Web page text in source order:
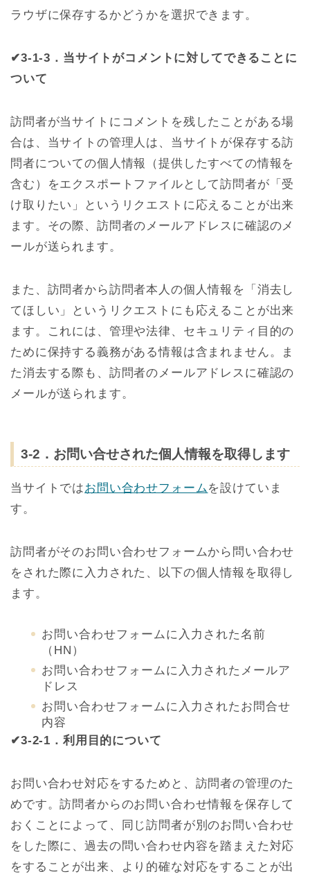
ラウザに保存するかどうかを選択できます。
✔3-1-3．当サイトがコメントに対してできることに
ついて
訪問者が当サイトにコメントを残したことがある場
合は、当サイトの管理人は、当サイトが保存する訪
問者についての個人情報（提供したすべての情報を
含む）をエクスポートファイルとして訪問者が「受
け取りたい」というリクエストに応えることが出来
ます。その際、訪問者のメールアドレスに確認のメ
ールが送られます。
また、訪問者から訪問者本人の個人情報を「消去し
てほしい」というリクエストにも応えることが出来
ます。これには、管理や法律、セキュリティ目的の
ために保持する義務がある情報は含まれません。ま
た消去する際も、訪問者のメールアドレスに確認の
メールが送られます。
3-2．お問い合せされた個人情報を取得します
当サイトではお問い合わせフォームを設けていま
す。
訪問者がそのお問い合わせフォームから問い合わせ
をされた際に入力された、以下の個人情報を取得し
ます。
お問い合わせフォームに入力された名前
（HN）
お問い合わせフォームに入力されたメールア
ドレス
お問い合わせフォームに入力されたお問合せ
内容
✔3-2-1．利用目的について
お問い合わせ対応をするためと、訪問者の管理のた
めです。訪問者からのお問い合わせ情報を保存して
おくことによって、同じ訪問者が別のお問い合わせ
をした際に、過去の問い合わせ内容を踏まえた対応
をすることが出来、より的確な対応をすることが出